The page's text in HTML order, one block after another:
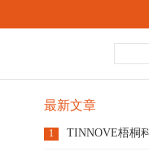
最新文章
1 TINNOVE梧桐